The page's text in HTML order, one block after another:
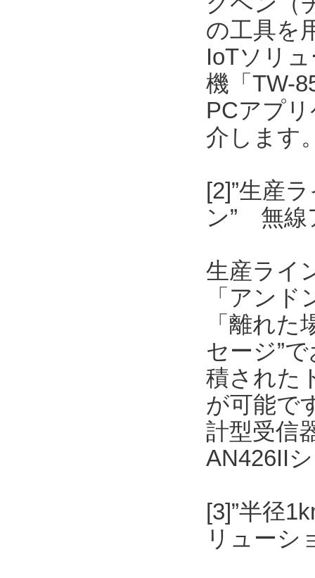
の工具を
IoTソリ
機「TW-
PCアプ
介します
[2]”生産
ン” 無線
生産ライ
「アン
「離れ
セージ”
積された
が可能で
計型受信
AN426II
[3]”半径
リューシ